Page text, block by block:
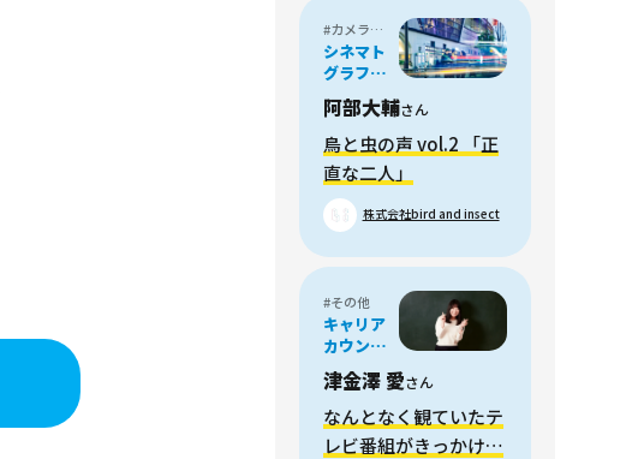
#カメラマン
シネマト
グラファ
ー
阿部大輔さん
鳥と虫の声 vol.2 「正
直な二人」
株式会社bird and insect
#その他
キャリア
カウンセ
ラー/リク
ルーティ
ングアド
バイザー
津金澤 愛さん
なんとなく観ていたテ
レビ番組がきっかけで